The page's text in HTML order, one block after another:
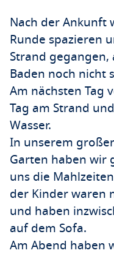
Nach der Ankunft
Runde spazieren
Strand gegangen,
Baden noch nicht
Am nächsten Tag
Tag am Strand
Wasser.
In unserem
Garten haben wir
uns die
der Kinder waren
und haben
auf dem Sofa.
Am Abend haben